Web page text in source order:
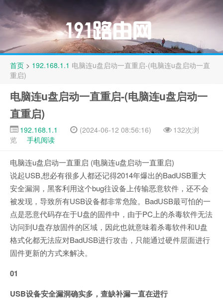
首页 > 192.168.1.1 电脑连u盘启动一直重启-(电脑连u盘启动一直
重启)
电脑连u盘启动一直重启-(电脑连u盘启动一
直重启)
192.168.1.1 (2024-06-12 08:56:16)
132次浏
览
手机阅读
电脑连u盘启动一直重启 (电脑连u盘启动一直重启)
说起USB,想必有很多人都还记得2014年爆出的BadUSB重大
安全漏洞，黑客利用这个bug往设备上传输恶意软件，还不会
被发现，导致所有USB设备都非常危险。BadUSB最可怕的一
点是恶意代码存在于U盘的固件中，由于PC上的杀毒软件无法
访问到U盘存放固件的区域，因此也就意味着杀毒软件和U盘
格式化都无法应对BadUSB进行攻击，只能通过硬件层面进行
固件更新的方式来解决。
01
USB设备安全漏洞确实多，查缺补漏一直在进行